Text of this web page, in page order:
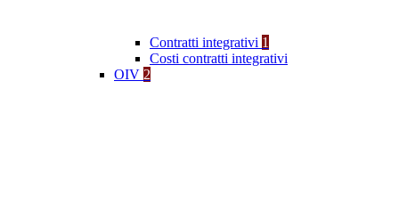
Contratti integrativi 1
Costi contratti integrativi
OIV 2